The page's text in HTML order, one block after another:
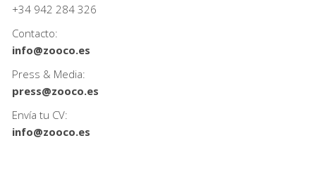
+34 942 284 326
Contacto:
info@zooco.es
Press & Media:
press@zooco.es
Envía tu CV:
info@zooco.es